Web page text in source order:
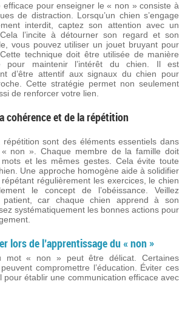
efficace pour enseigner le « non » consiste à
de distraction. Lorsqu’un chien s’engage
interdit, captez son attention avec un
l’incite à détourner son regard et son
vous pouvez utiliser un jouet bruyant pour
technique doit être utilisée de manière
pour maintenir l’intérêt du chien. Il est
d’être attentif aux signaux du chien pour
Cette stratégie permet non seulement
de renforcer votre lien.
cohérence et de la répétition
sont des éléments essentiels dans
« non ». Chaque membre de la famille doit
et les mêmes gestes. Cela évite toute
Une approche homogène aide à solidifier
répétant régulièrement les exercices, le chien
le concept de l’obéissance. Veillez
car chaque chien apprend à son
systématiquement les bonnes actions pour
lors de l’apprentissage du « non »
mot « non » peut être délicat. Certaines
compromettre l’éducation. Éviter ces
pour établir une communication efficace avec